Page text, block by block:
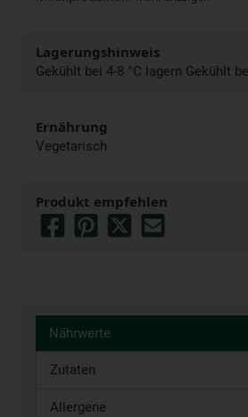
Lagerungshinweis
Gekühlt bei 4-8 °C lagern Gekühlt
Ernährung
Vegetarisch
Produkt empfehlen
Nährwerte
Zutaten
Allergene